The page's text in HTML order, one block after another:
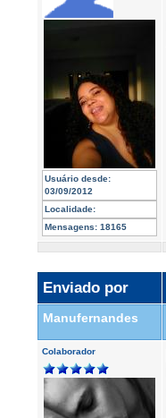
Usuário desde:
03/09/2012
Localidade:
Mensagens: 18165
Enviado por
Manufernandes
Colaborador